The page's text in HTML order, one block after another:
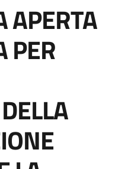
APERTA
PER